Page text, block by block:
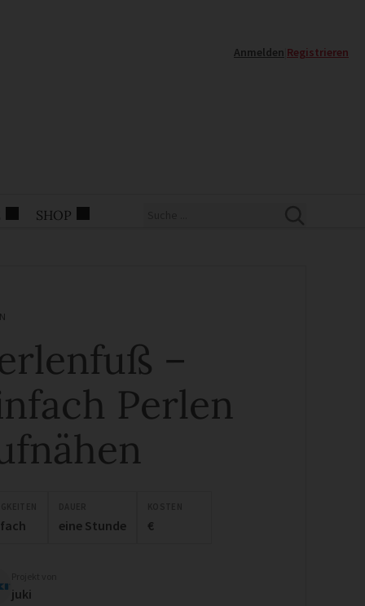
Anmelden Registrieren
SHOP
–
Perlen
eine Stunde €
juki